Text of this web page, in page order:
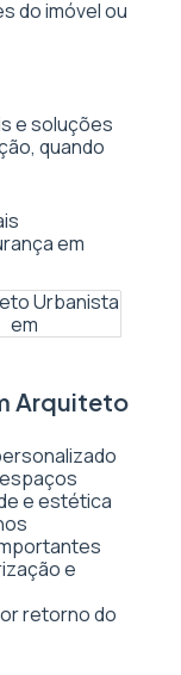
do imóvel ou
e soluções
quando
em
Arquiteto
e estética
e
retorno do